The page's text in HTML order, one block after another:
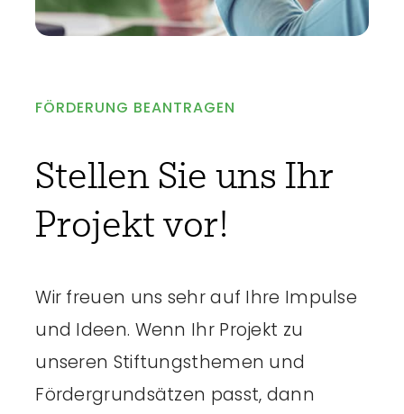
FÖRDERUNG BEANTRAGEN
Stellen Sie uns Ihr
Projekt vor!
Wir freuen uns sehr auf Ihre Impulse
und Ideen. Wenn Ihr Projekt zu
unseren Stiftungsthemen und
Fördergrundsätzen passt, dann